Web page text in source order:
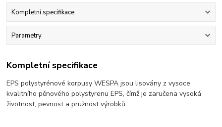
Kompletní specifikace
Parametry
Kompletní specifikace
EPS polystyrénové korpusy WESPA jsou lisovány z vysoce
kvalitního pěnového polystyrenu EPS, čímž je zaručena vysoká
životnost, pevnost a pružnost výrobků.